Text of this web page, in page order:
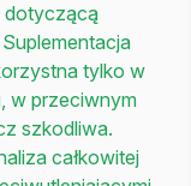
dotyczącą
tylko w
w przeciwnym
szkodliwa.
całkowitej